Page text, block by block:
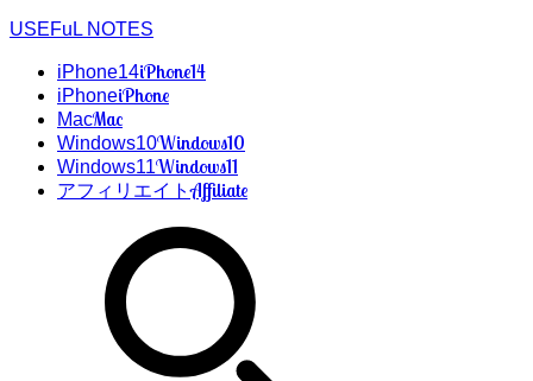
USEFuL NOTES
iPhone14iPhone14
iPhoneiPhone
MacMac
Windows10Windows10
Windows11Windows11
アフィリエイトAffiliate